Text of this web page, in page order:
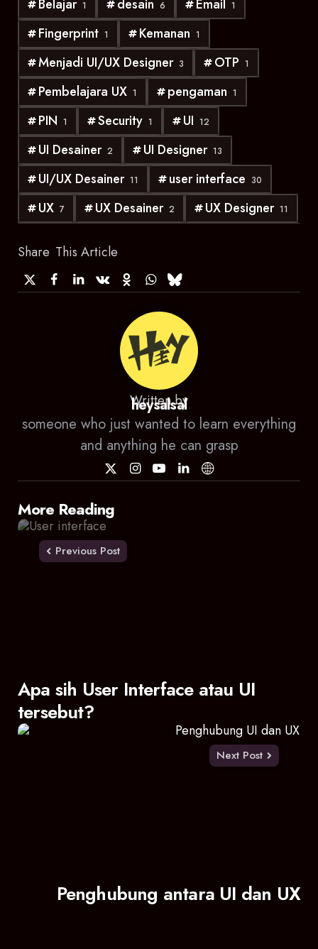
Belajar 1 desain 6 Email 1
Fingerprint 1 Kemanan 1
Menjadi UI/UX Designer 3 OTP 1
Pembelajara UX 1 pengaman 1
PIN 1 Security 1 UI 12
UI Desainer 2 UI Designer 13
UI/UX Desainer 11 user interface 30
UX 7 UX Desainer 2 UX Designer 11
Share This Article
Written by
heysalsal
someone who just wanted to learn everything
and anything he can grasp
More Reading
Post
navigation
Previous Post
Apa sih User Interface atau UI
tersebut?
Next Post
Penghubung antara UI dan UX